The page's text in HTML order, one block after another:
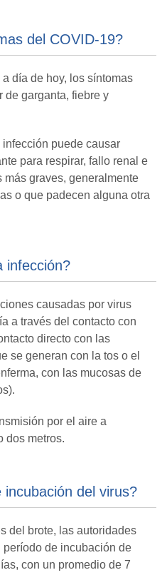
del COVID-19?
día de hoy, los síntomas
de garganta, fiebre y
puede causar
para respirar, fallo renal e
más graves, generalmente
o que padecen alguna otra
infección?
causadas por virus
a través del contacto con
directo con las
se generan con la tos o el
con las mucosas de
por el aire a
dos metros.
del virus?
del brote, las autoridades
de incubación de
con un promedio de 7